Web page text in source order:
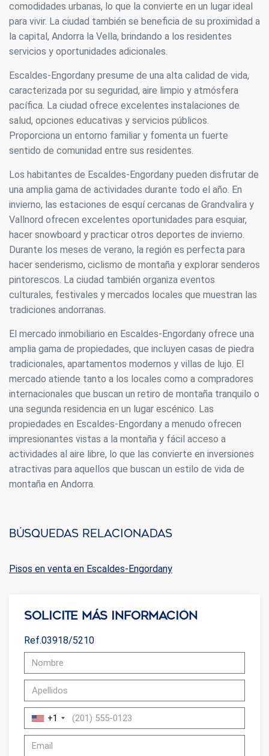
comodidades urbanas, lo que la convierte en un lugar ideal
para vivir. La ciudad también se beneficia de su proximidad a
la capital, Andorra la Vella, brindando a los residentes
servicios y oportunidades adicionales.
Escaldes-Engordany presume de una alta calidad de vida,
caracterizada por su seguridad, aire limpio y atmósfera
pacífica. La ciudad ofrece excelentes instalaciones de
salud, opciones educativas y servicios públicos.
Proporciona un entorno familiar y fomenta un fuerte
sentido de comunidad entre sus residentes.
Los habitantes de Escaldes-Engordany pueden disfrutar de
una amplia gama de actividades durante todo el año. En
invierno, las estaciones de esquí cercanas de Grandvalira y
Vallnord ofrecen excelentes oportunidades para esquiar,
hacer snowboard y practicar otros deportes de invierno.
Durante los meses de verano, la región es perfecta para
hacer senderismo, ciclismo de montaña y explorar senderos
pintorescos. La ciudad también organiza eventos
culturales, festivales y mercados locales que muestran las
tradiciones andorranas.
El mercado inmobiliario en Escaldes-Engordany ofrece una
amplia gama de propiedades, que incluyen casas de piedra
tradicionales, apartamentos modernos y villas de lujo. El
mercado atiende tanto a los locales como a compradores
internacionales que buscan un retiro de montaña tranquilo o
una segunda residencia en un lugar escénico. Las
propiedades en Escaldes-Engordany a menudo ofrecen
impresionantes vistas a la montaña y fácil acceso a
actividades al aire libre, lo que las convierte en inversiones
atractivas para aquellos que buscan un estilo de vida de
montaña en Andorra.
Búsquedas relacionadas
Pisos en venta en Escaldes-Engordany
Solicite más información
Ref.03918/5210
+1
de configurar su navegador pudiendo, si así lo desea,
impedir que sean instaladas en su disco duro, aunque
deberá tener en cuenta que dicha acción podrá ocasionar
dificultades de navegación de la página web.
Permiten realizar el seguimiento y análisis del
comportamiento de los usuarios de este sitio web. La
información recogida mediante este tipo de cookies se
utiliza en la medición de la actividad de la web para la
elaboración de perfiles de navegación de los usuarios con
el fin de introducir mejoras en función del análisis de los
datos de uso que hacen los usuarios del servicio. Permiten
guardar la información de preferencia del usuario para
mejor experiencia a través de productos recomendados.
Marketing y publicidad
Estas cookies son utilizadas para almacenar información
sobre las preferencias y elecciones personales del usuario
a través de la observación continuada de sus hábitos de
navegación. Gracias a ellas, podemos conocer los hábitos
de navegación en el sitio web y mostrar publicidad
relacionada con el perfil de navegación del usuario.